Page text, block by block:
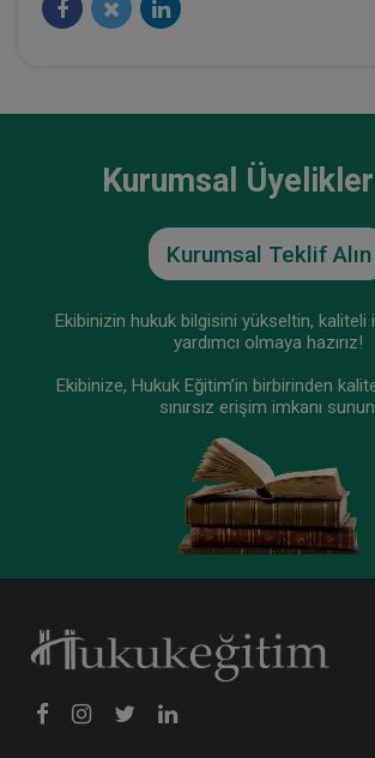
Motorlu Araç İşleteninin
Sorumluluğu Video Eğitimi
300 TL
Em. Yargıtay Üyesi Nuran CANPOLAT
Kurumsal
Kurumsal Teklif Alın
Ekibinizin hukuk bilgisini yükseltin, kaliteli
yardımcı olmaya hazırız!
Ekibinize, Hukuk Eğitim’in birbirinden
sınırsız erişim imkanı